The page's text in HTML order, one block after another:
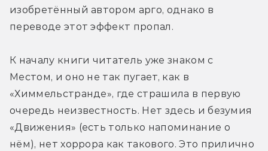
изобретённый автором арго, однако в
переводе этот эффект пропал.
К началу книги читатель уже знаком с
Местом, и оно не так пугает, как в
«Химмельстранде», где страшила в первую
очередь неизвестность. Нет здесь и безумия
«Движения» (есть только напоминание о
нём), нет хоррора как такового. Это прилично